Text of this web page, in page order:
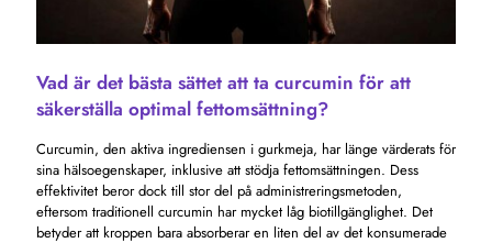
Vad är det bästa sättet att ta curcumin för att
säkerställa optimal fettomsättning?
Curcumin, den aktiva ingrediensen i gurkmeja, har länge värderats för
sina hälsoegenskaper, inklusive att stödja fettomsättningen. Dess
effektivitet beror dock till stor del på administreringsmetoden,
eftersom traditionell curcumin har mycket låg biotillgänglighet. Det
betyder att kroppen bara absorberar en liten del av det konsumerade